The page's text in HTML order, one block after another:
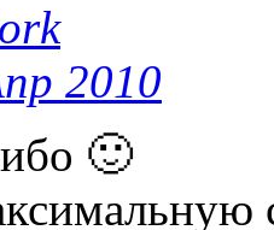
2010
🙂